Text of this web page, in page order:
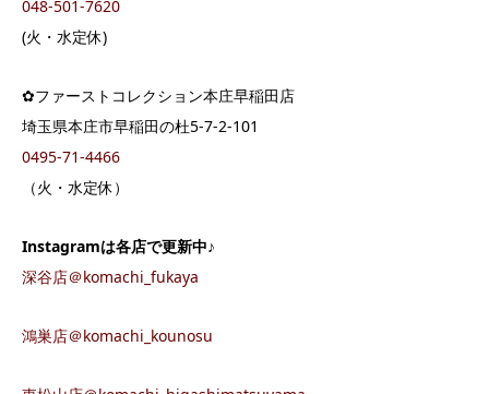
048-501-7620
(火・水定休)
✿ファーストコレクション本庄早稲田店
埼玉県本庄市早稲田の杜5-7-2-101
0495-71-4466
（火・水定休）
Instagramは各店で更新中♪
深谷店＠komachi_fukaya
鴻巣店＠komachi_kounosu